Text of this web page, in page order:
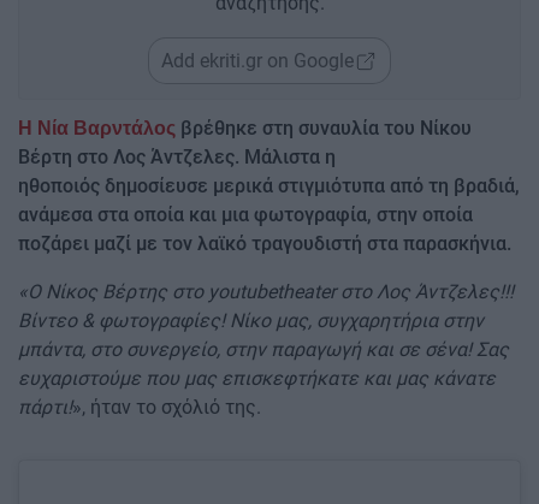
Add ekriti.gr on Google
Η Νία Βαρντάλος βρέθηκε στη συναυλία του Νίκου
Βέρτη στο Λος Άντζελες. Μάλιστα η
ηθοποιός δημοσίευσε μερικά στιγμιότυπα από τη βραδιά,
ανάμεσα στα οποία και μια φωτογραφία, στην οποία
ποζάρει μαζί με τον λαϊκό τραγουδιστή στα παρασκήνια.
«Ο Νίκος Βέρτης στο youtubetheater στο Λος Άντζελες!!!
Βίντεο & φωτογραφίες! Νίκο μας, συγχαρητήρια στην
μπάντα, στο συνεργείο, στην παραγωγή και σε σένα! Σας
ευχαριστούμε που μας επισκεφτήκατε και μας κάνατε
πάρτι!», ήταν το σχόλιό της.